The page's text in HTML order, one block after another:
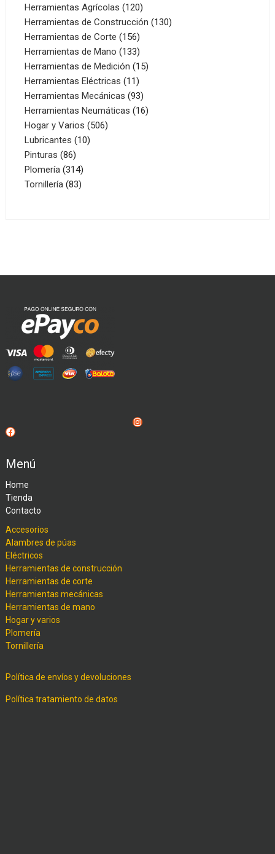
productos
Herramientas Agrícolas 120120
productos
Herramientas de Construcción 130130
Herramientas de Corte 156156
productos
Herramientas de Mano 133133
productos
Herramientas de Medición 1515
Herramientas Eléctricas 1111
productos
Herramientas Mecánicas 9393
productos
Herramientas Neumáticas 1616
Hogar y Varios 506506
Lubricantes 1010
Pinturas 8686
productos
Plomería 314314
productos
Tornillería 8383
Instagram
Facebook
Menú
Home
Tienda
Contacto
Accesorios
Alambres de púas
Eléctricos
Herramientas de construcción
Herramientas de corte
Herramientas mecánicas
Herramientas de mano
Hogar y varios
Plomería
Tornillería
Política de envíos y devoluciones
Política tratamiento de datos